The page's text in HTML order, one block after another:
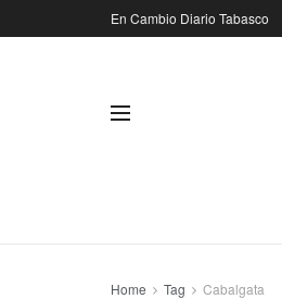
En Cambio Diario Tabasco
Home Tag Cabalgata